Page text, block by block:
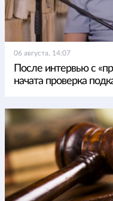
06 августа, 14:07
После интервью с
начата проверка